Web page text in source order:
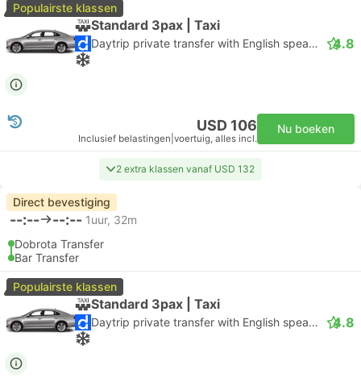
Populairste klassen
Standard 3pax | Taxi
Daytrip private transfer with English speaking driver 4.8
USD 106
Inclusief belastingen voertuig, alles incl.
Nu boeken
2 extra klassen vanaf USD 132
Direct bevestiging
--:-- --:-- 1uur, 32m
Dobrota Transfer
Bar Transfer
Populairste klassen
Standard 3pax | Taxi
Daytrip private transfer with English speaking driver 4.8